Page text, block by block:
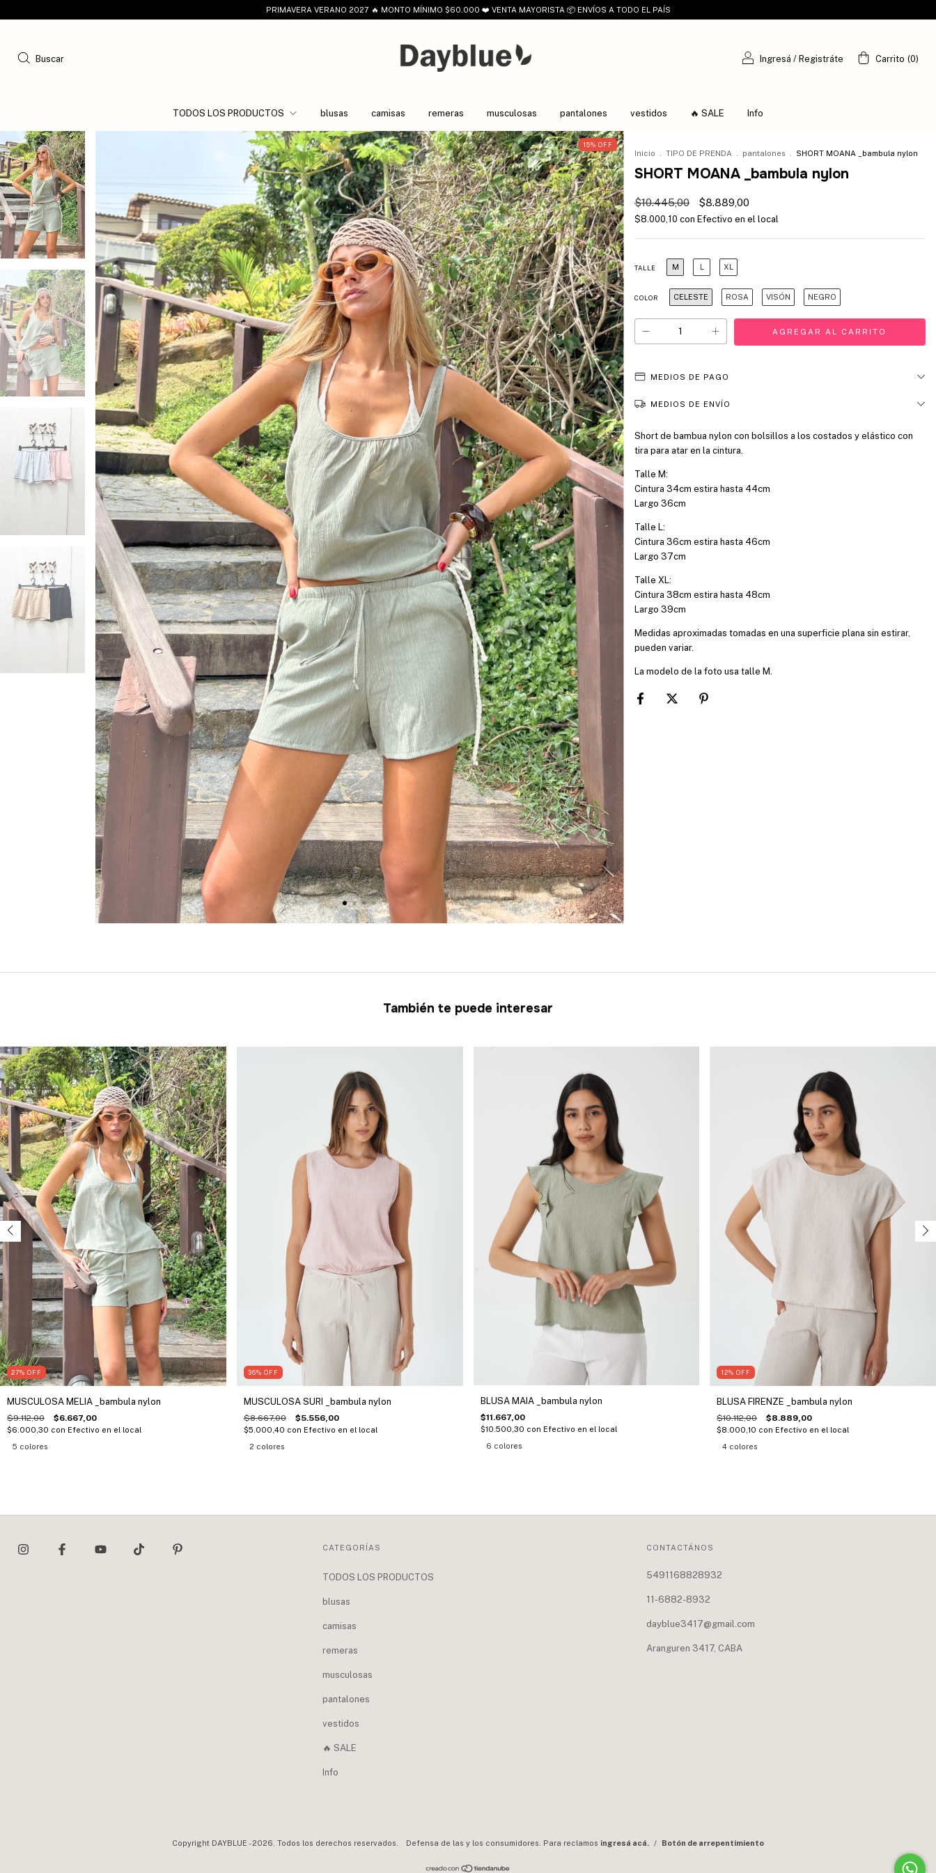
PRIMAVERA VERANO 2027 🔥 MONTO MÍNIMO $60.000 ❤️ VENTA MAYORISTA 📦 ENVÍOS A TODO EL PAÍS
Buscar Ingresá / Registráte Carrito (0)
TODOS LOS PRODUCTOS blusas camisas remeras musculosas pantalones vestidos 🔥 SALE Info
15% OFF
Inicio TIPO DE PRENDA pantalones SHORT MOANA _bambula nylon
SHORT MOANA _bambula nylon
$10.445,00 $8.889,00
$8.000,10 con Efectivo en el local
TALLE M L XL
COLOR CELESTE ROSA VISÓN NEGRO
MEDIOS DE PAGO
MEDIOS DE ENVÍO
Short de bambua nylon con bolsillos a los costados y elástico con
tira para atar en la cintura.
Talle M:
Cintura 34cm estira hasta 44cm
Largo 36cm
Talle L:
Cintura 36cm estira hasta 46cm
Largo 37cm
Talle XL:
Cintura 38cm estira hasta 48cm
Largo 39cm
Medidas aproximadas tomadas en una superficie plana sin estirar,
pueden variar.
La modelo de la foto usa talle M.
También te puede interesar
27% OFF
MUSCULOSA MELIA _bambula nylon
$9.112,00 $6.667,00
$6.000,30 con Efectivo en el local
5 colores
36% OFF
MUSCULOSA SURI _bambula nylon
$8.667,00 $5.556,00
$5.000,40 con Efectivo en el local
2 colores
BLUSA MAIA _bambula nylon
$11.667,00
$10.500,30 con Efectivo en el local
6 colores
12%OFF
BLUSA FIRENZE _bambula nylon
$10.112,00 $8.889,00
$8.000,10 con Efectivo en el local
4 colores
CATEGORÍAS
TODOS LOS PRODUCTOS
blusas
camisas
remeras
musculosas
pantalones
vestidos
🔥 SALE
Info
CONTACTÁNOS
5491168828932
11-6882-8932
dayblue3417@gmail.com
Aranguren 3417, CABA
Copyright DAYBLUE - 2026. Todos los derechos reservados. Defensa de las y los consumidores. Para reclamos ingresá acá. / Botón de arrepentimiento